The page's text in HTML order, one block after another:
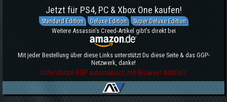
Jetzt für PS4, PC & Xbox One kaufen!
Standard Edition Deluxe Edition
Super Deluxe Edition
Weitere Assassin's Creed-Artikel gibt's direkt bei
Mit jeder Bestellung über diese Links unterstützt Du diese Seite & das GGP-
Netzwerk, danke!
Unterstütze GGP automatisch mit Browser AddOn's